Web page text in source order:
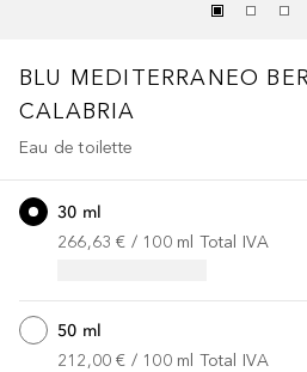
BLU MEDITERRANEO
CALABRIA
Eau de toilette
30 ml
266,63 € / 100 ml Total IVA
50 ml
212,00 € / 100 ml Total IVA